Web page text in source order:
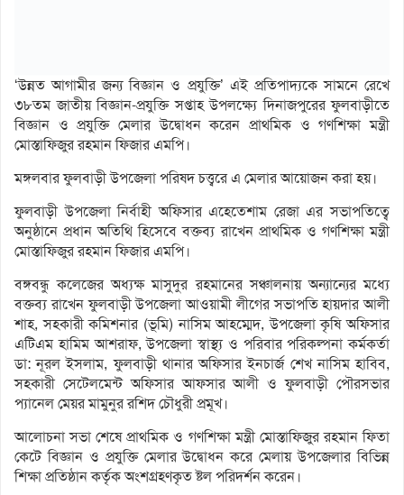
‘উন্নত আগামীর জন্য বিজ্ঞান ও প্রযুক্তি’ এই প্রতিপাদ্যকে সামনে রেখে
৩৮তম জাতীয় বিজ্ঞান-প্রযুক্তি সপ্তাহ উপলক্ষ্যে দিনাজপুরের ফুলবাড়ীতে
বিজ্ঞান ও প্রযুক্তি মেলার উদ্বোধন করেন প্রাথমিক ও গণশিক্ষা মন্ত্রী
মোস্তাফিজুর রহমান ফিজার এমপি।
মঙ্গলবার ফুলবাড়ী উপজেলা পরিষদ চত্ত্বরে এ মেলার আয়োজন করা হয়।
ফুলবাড়ী উপজেলা নির্বাহী অফিসার এহেতেশাম রেজা এর সভাপতিত্বে
অনুষ্ঠানে প্রধান অতিথি হিসেবে বক্তব্য রাখেন প্রাথমিক ও গণশিক্ষা মন্ত্রী
মোস্তাফিজুর রহমান ফিজার এমপি।
বঙ্গবন্ধু কলেজের অধ্যক্ষ মাসুদুর রহমানের সঞ্চালনায় অন্যান্যের মধ্যে
বক্তব্য রাখেন ফুলবাড়ী উপজেলা আওয়ামী লীগের সভাপতি হায়দার আলী
শাহ, সহকারী কমিশনার (ভূমি) নাসিম আহম্মেদ, উপজেলা কৃষি অফিসার
এটিএম হামিম আশরাফ, উপজেলা স্বাস্থ্য ও পরিবার পরিকল্পনা কর্মকর্তা
ডা: নূরল ইসলাম, ফুলবাড়ী থানার অফিসার ইনচার্জ শেখ নাসিম হাবিব,
সহকারী সেটেলমেন্ট অফিসার আফসার আলী ও ফুলবাড়ী পৌরসভার
প্যানেল মেয়র মামুনুর রশিদ চৌধুরী প্রমূখ।
আলোচনা সভা শেষে প্রাথমিক ও গণশিক্ষা মন্ত্রী মোস্তাফিজুর রহমান ফিতা
কেটে বিজ্ঞান ও প্রযুক্তি মেলার উদ্বোধন করে মেলায় উপজেলার বিভিন্ন
শিক্ষা প্রতিষ্ঠান কর্তৃক অংশগ্রহণকৃত ষ্টল পরিদর্শন করেন।